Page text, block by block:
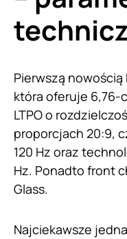
Pierwszą nowością
która oferuje 6,76-
LTPO o
proporcjach 20:9,
120 Hz oraz
Hz. Ponadto front
Glass.
Najciekawsze